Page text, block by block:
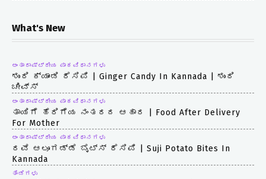
What's New
ಅಂತಾರಾಷ್ಟ್ರೀಯ ಪಾಕವಿಧಾನಗಳು
ಶುಂಠಿ ಕ್ಯಾಂಡಿ ರೆಸಿಪಿ | Ginger Candy In Kannada | ಶುಂಠಿ
ಚೀವ್ಸ್
ಅಂತಾರಾಷ್ಟ್ರೀಯ ಪಾಕವಿಧಾನಗಳು
ತಾಯಿಗೆ ಹೆರಿಗೆಯ ನಂತರದ ಆಹಾರ | Food After Delivery
For Mother
ಅಂತಾರಾಷ್ಟ್ರೀಯ ಪಾಕವಿಧಾನಗಳು
ರವೆ ಆಲೂಗಡ್ಡೆ ಬೈಟ್ಸ್ ರೆಸಿಪಿ | Suji Potato Bites In
Kannada
ತಿಂಡಿಗಳು